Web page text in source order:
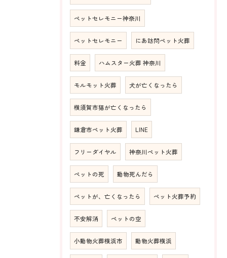
ペットセレモニー神奈川
ペットセレモニー にあ訪問ペット火葬
料金 ハムスター火葬 神奈川
モルモット火葬 犬が亡くなったら
横須賀市猫が亡くなったら
鎌倉市ペット火葬 LINE
フリーダイヤル 神奈川ペット火葬
ペットの死 動物死んだら
ペットが、亡くなったら ペット火葬予約
不安解消 ペットの空
小動物火葬横浜市 動物火葬横浜